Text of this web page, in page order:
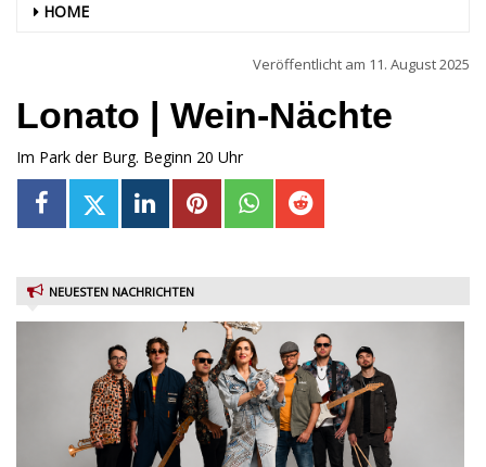
HOME
Veröffentlicht am 11. August 2025
Lonato | Wein-Nächte
Im Park der Burg. Beginn 20 Uhr
NEUESTEN NACHRICHTEN